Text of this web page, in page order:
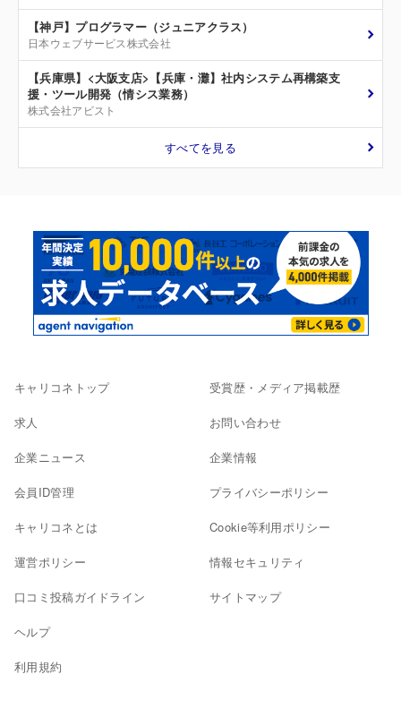
【神戸】プログラマー（ジュニアクラス）
日本ウェブサービス株式会社
【兵庫県】<大阪支店>【兵庫・灘】社内システム再構築支
援・ツール開発（情シス業務）
株式会社アビスト
すべてを見る
キャリコネトップ
求人
企業ニュース
会員ID管理
キャリコネとは
運営ポリシー
口コミ投稿ガイドライン
ヘルプ
利用規約
受賞歴・メディア掲載歴
お問い合わせ
企業情報
プライバシーポリシー
Cookie等利用ポリシー
情報セキュリティ
サイトマップ